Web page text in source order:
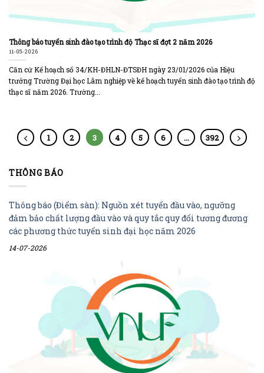
Thông báo tuyển sinh đào tạo trình độ Thạc sĩ đợt 2 năm 2026
11-05-2026
Căn cứ Kế hoạch số 34/KH-ĐHLN-ĐTSĐH ngày 23/01/2026 của Hiệu
trưởng Trường Đại học Lâm nghiệp về kế hoạch tuyển sinh đào tạo trình độ
thạc sĩ năm 2026. Trường...
1 2 3 4 5 6 … 392
THÔNG BÁO
Thông báo (Điểm sàn): Nguồn xét tuyển đầu vào, ngưỡng
đảm bảo chất lượng đầu vào và quy tắc quy đổi tương đương
các phương thức tuyển sinh đại học năm 2026
14-07-2026